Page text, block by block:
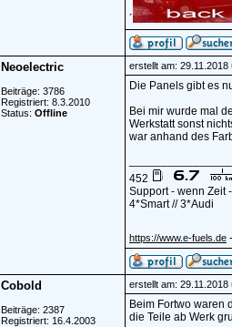
´
Neoelectric
Beiträge: 3786
Registriert: 8.3.2010
Status: Offline
erstellt am: 29.11.2018
Die Panels gibt es
Bei mir wurde mal
Werkstatt sonst
war anhand des
452
Support - wenn Zeit
4*Smart // 3*Audi
https://www.e-fuels.de
Cobold
Beiträge: 2387
Registriert: 16.4.2003
erstellt am: 29.11.2018
Beim Fortwo waren
die Teile ab Werk